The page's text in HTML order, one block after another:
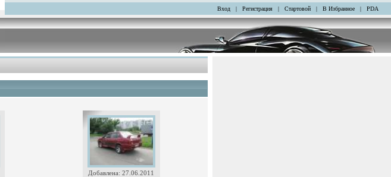
Вход | Регистрация | Стартовой | В Избранное | PDA
Добавлена: 27.06.2011